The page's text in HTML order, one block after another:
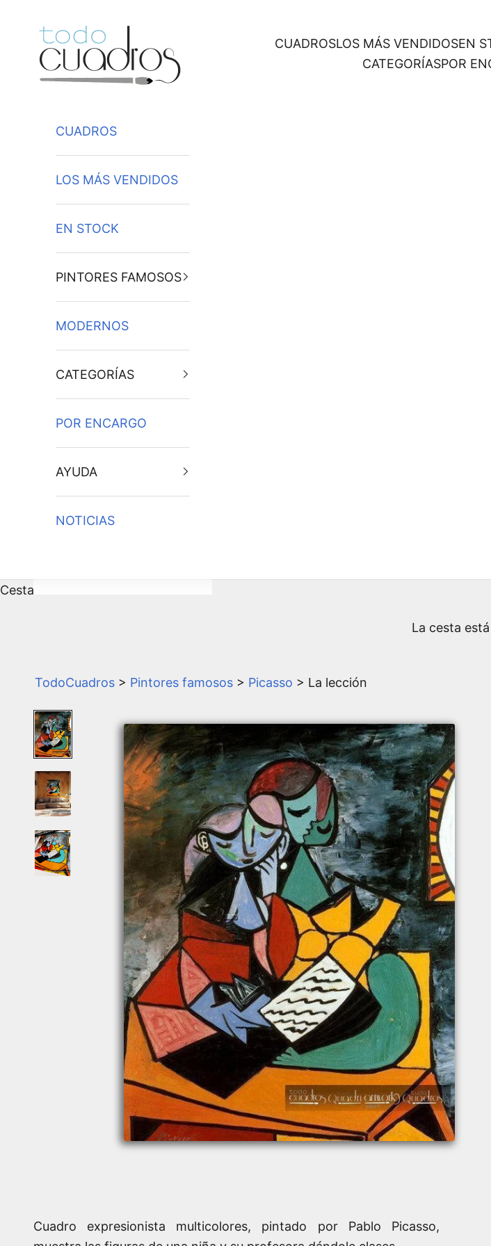
CUADROSLOS MÁS VENDIDOSEN
CATEGORÍASPOR
CUADROS
LOS MÁS VENDIDOS
EN STOCK
PINTORES FAMOSOS
MODERNOS
CATEGORÍAS
POR ENCARGO
AYUDA
NOTICIAS
Cesta
La cesta
TodoCuadros > Pintores famosos > Picasso > La lección
Cuadro expresionista multicolores, pintado por Pablo Picasso,